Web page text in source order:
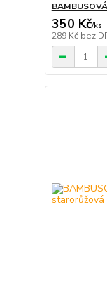
350 Kč/ks
289 Kč bez